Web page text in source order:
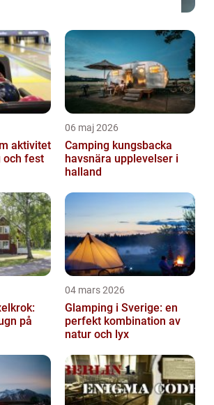
aktivitet
och fest
06 maj 2026
Camping kungsbacka
havsnära upplevelser i
halland
på
04 mars 2026
Glamping i Sverige: en
perfekt kombination av
natur och lyx